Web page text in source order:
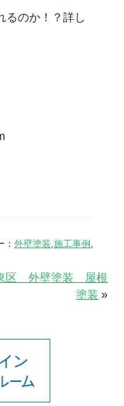
るのか！？詳し
：外壁塗装 ,施工事例
区 外壁塗装 屋根
塗装 »